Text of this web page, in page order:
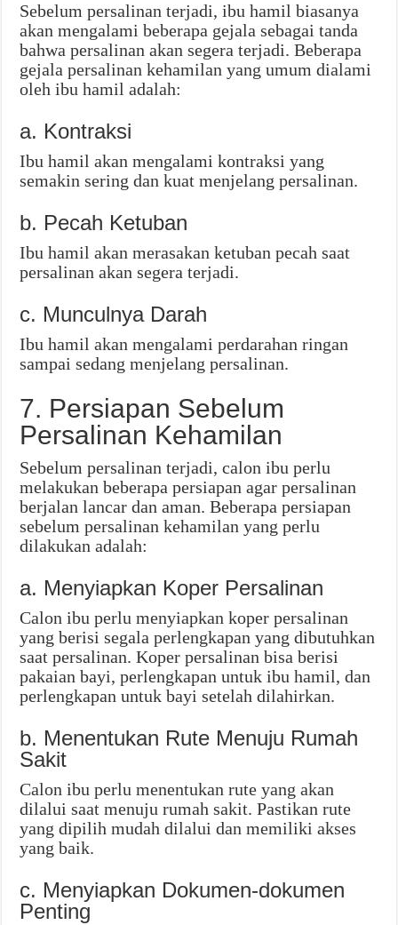
Sebelum persalinan terjadi, ibu hamil biasanya
akan mengalami beberapa gejala sebagai tanda
bahwa persalinan akan segera terjadi. Beberapa
gejala persalinan kehamilan yang umum dialami
oleh ibu hamil adalah:
a. Kontraksi
Ibu hamil akan mengalami kontraksi yang
semakin sering dan kuat menjelang persalinan.
b. Pecah Ketuban
Ibu hamil akan merasakan ketuban pecah saat
persalinan akan segera terjadi.
c. Munculnya Darah
Ibu hamil akan mengalami perdarahan ringan
sampai sedang menjelang persalinan.
7. Persiapan Sebelum
Persalinan Kehamilan
Sebelum persalinan terjadi, calon ibu perlu
melakukan beberapa persiapan agar persalinan
berjalan lancar dan aman. Beberapa persiapan
sebelum persalinan kehamilan yang perlu
dilakukan adalah:
a. Menyiapkan Koper Persalinan
Calon ibu perlu menyiapkan koper persalinan
yang berisi segala perlengkapan yang dibutuhkan
saat persalinan. Koper persalinan bisa berisi
pakaian bayi, perlengkapan untuk ibu hamil, dan
perlengkapan untuk bayi setelah dilahirkan.
b. Menentukan Rute Menuju Rumah
Sakit
Calon ibu perlu menentukan rute yang akan
dilalui saat menuju rumah sakit. Pastikan rute
yang dipilih mudah dilalui dan memiliki akses
yang baik.
c. Menyiapkan Dokumen-dokumen
Penting